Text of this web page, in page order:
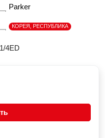
Parker
КОРЕЯ, РЕСПУБЛИКА
4ED